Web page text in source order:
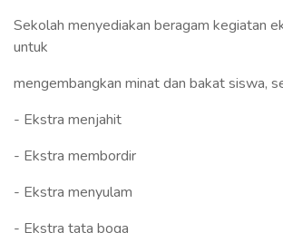
Sekolah menyediakan beragam kegiatan
untuk
mengembangkan minat dan bakat siswa,
- Ekstra menjahit
- Ekstra membordir
- Ekstra menyulam
- Ekstra tata boga